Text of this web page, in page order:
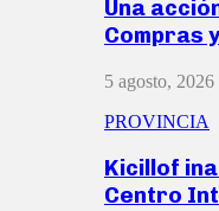
Una
Compras
5 agosto, 2026
PROVINCIA
Kicillof
Centro